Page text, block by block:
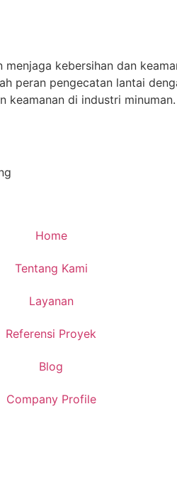
kebersihan dan
peran pengecatan lantai
keamanan di industri
Home
Tentang Kami
Layanan
Referensi Proyek
Blog
Company Profile